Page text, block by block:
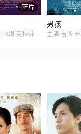
正片
主演:莉莉·柯林斯,山姆·克拉弗林,塔姆欣·伊格顿,杰美·温斯顿,克里斯蒂安·库克,阿特·帕金森
男孩